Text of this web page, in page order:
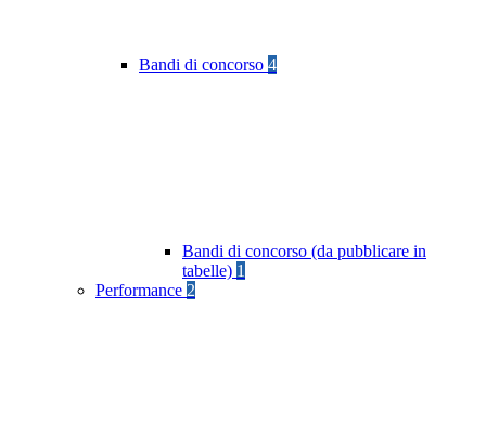
Bandi di concorso 4
Bandi di concorso (da pubblicare in
tabelle) 1
Performance 2